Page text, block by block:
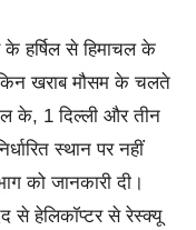
हर्षिल से हिमाचल के
खराब मौसम के चलते
के, 1 दिल्ली और तीन
स्थान पर नहीं
को जानकारी दी।
से हेलिकॉप्टर से रेस्क्यू